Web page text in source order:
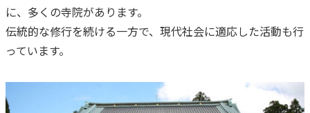
に、多くの寺院があります。
伝統的な修行を続ける一方で、現代社会に適応した活動も行
っています。